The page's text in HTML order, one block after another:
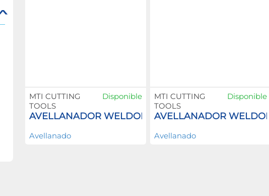
MTI CUTTING
TOOLS
Disponible
AVELLANADOR WELDON
Avellanado
MTI CUTTING
TOOLS
Disponible
AVELLANADOR WELDON
Avellanado